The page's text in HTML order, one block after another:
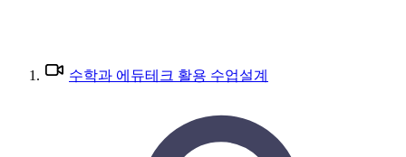
수학과 에듀테크 활용 수업설계